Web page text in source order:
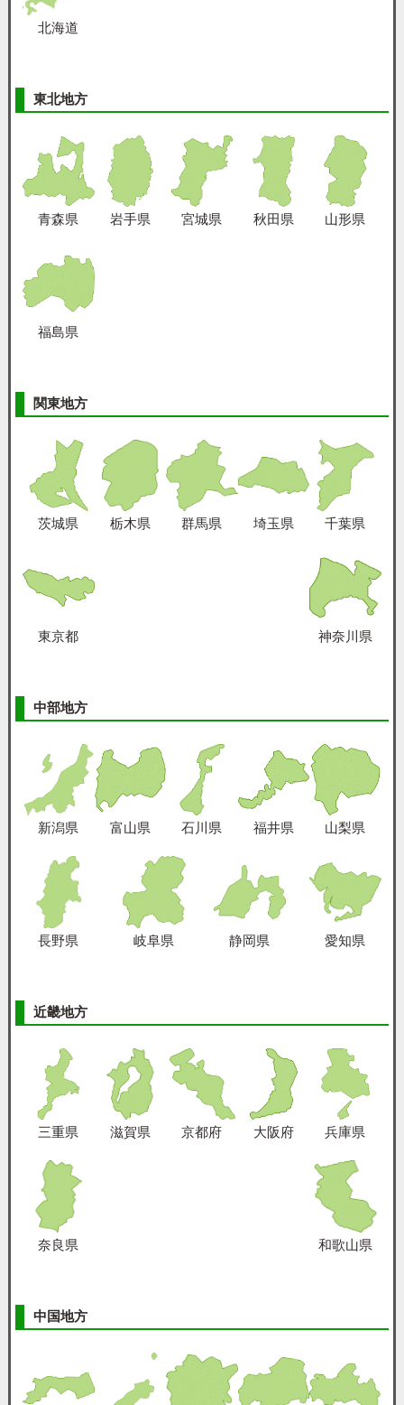
北海道
東北地方
青森県 岩手県 宮城県 秋田県 山形県
福島県
関東地方
茨城県 栃木県 群馬県 埼玉県 千葉県
東京都 神奈川県
中部地方
新潟県 富山県 石川県 福井県 山梨県
長野県 岐阜県 静岡県 愛知県
近畿地方
三重県 滋賀県 京都府 大阪府 兵庫県
奈良県 和歌山県
中国地方